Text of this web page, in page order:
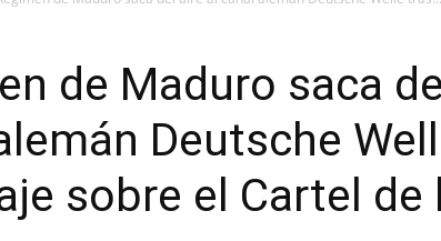
de Maduro saca
Deutsche
sobre el Cartel de